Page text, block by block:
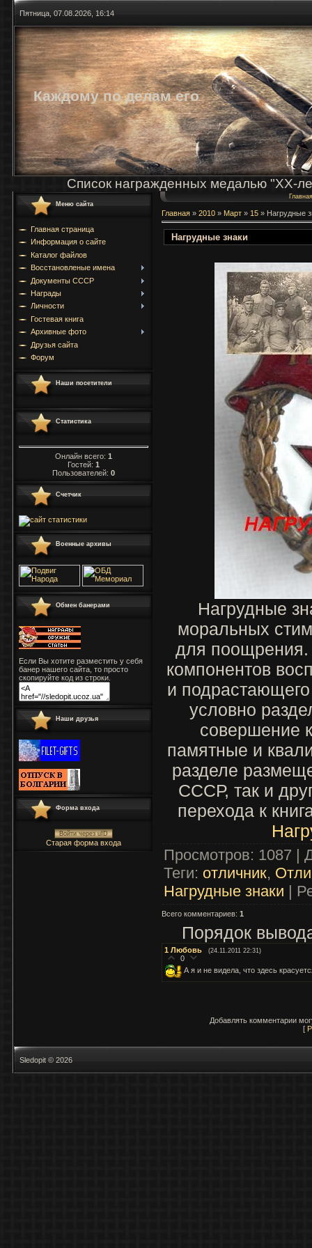
Пятница, 07.08.2026, 16:14
Каждому по делам его
Список награжденных медалью "ХХ-
Меню сайта
Главная страница
Информация о сайте
Каталог файлов
Восстановленые имена
Документы СССР
Награды
Личности
Гостевая книга
Архивные фото
Друзья сайта
Форум
Наши посетители
Статистика
Онлайн всего: 1
Гостей: 1
Пользователей: 0
Счетчик
Военные архивы
Обмен банерами
Если Вы хотите разместить у себя
банер нашего сайта, то просто
скопируйте код из строки.
Наши друзья
Форма входа
Войти через uID
Старая форма входа
Главная
Главная » 2010 » Март » 15 » Нагрудные
Нагрудные знаки
Нагрудные
моральных
для
компонентов
и
условно
совершение
памятные и
разделе
СССР, так и
перехода к
Просмотров: 1087 |
Теги: отличник,
Нагрудные знаки |
Всего комментариев: 1
Порядок
1 Любовь (24.11.2011 22:31)
0
А я и не видела, что здесь
Добавлять комментарии
[
Sledopit © 2026